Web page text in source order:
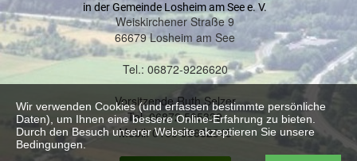
in der Gemeinde Losheim am See e. V.
Weiskirchener Straße 9
66679 Losheim am See
Tel.: 06872-9226620
Vorsitzende Ruth Selzer
Tel. 06872 505339
Mobil: 0160 98662345
Wir verwenden Cookies (und erfassen bestimmte persönliche
Daten), um Ihnen eine bessere Online-Erfahrung zu bieten.
Durch den Besuch unserer Website akzeptieren Sie unsere
Bedingungen.